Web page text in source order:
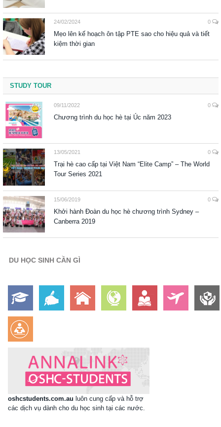
24/02/2024 0
Mẹo lên kế hoạch ôn tập PTE sao cho hiệu quả và tiết
kiệm thời gian
STUDY TOUR
09/11/2022 0
Chương trình du học hè tại Úc năm 2023
13/05/2021 0
Trại hè cao cấp tại Việt Nam “Elite Camp” – The World
Tour Series 2021
15/06/2019 0
Khởi hành Đoàn du học hè chương trình Sydney –
Canberra 2019
DU HỌC SINH CẦN GÌ
oshcstudents.com.au luôn cung cấp và hỗ trợ
các dịch vụ dành cho du học sinh tại các nước.